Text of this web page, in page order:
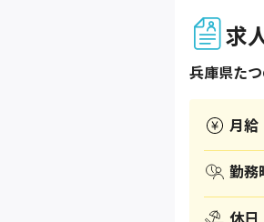
求
兵庫県た
月給
勤務
休日